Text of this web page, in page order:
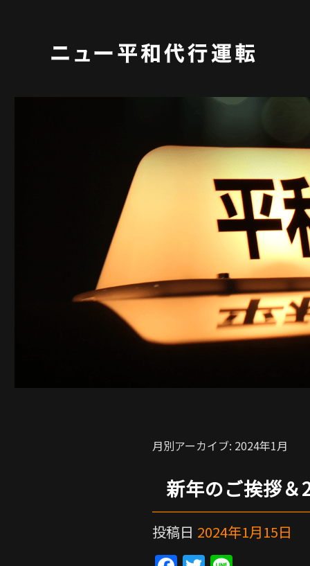
月別アーカイブ: 2024年1月
新年のご挨拶
投稿日 2024年1月15日